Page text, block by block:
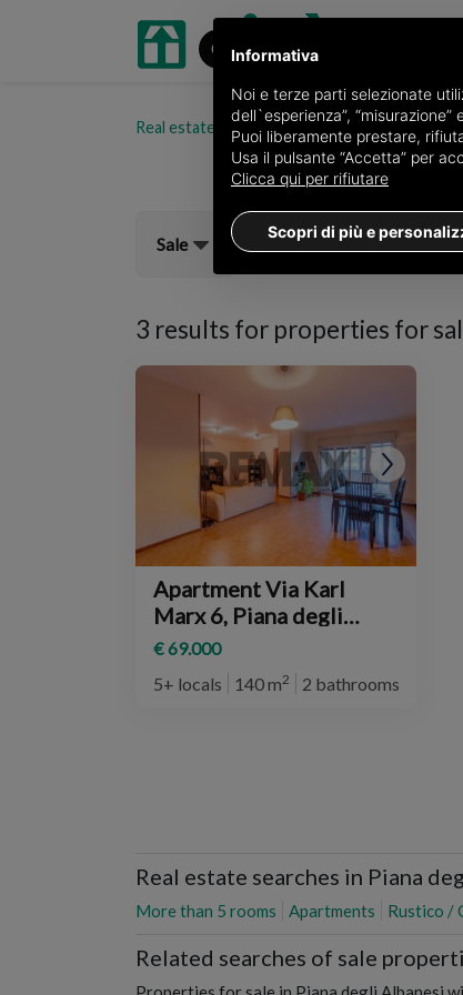
Real estate portal oikia.it Properties for
Sale
3 results for properties for
Apartment Via Karl
Marx 6, Piana degli
Albanesi
€ 69.000
5+ locals
140 m2 2 bathrooms
Real estate searches in Piana
More than 5 rooms Apartments Rustico /
Related searches of sale
Informativa
Noi e terze parti selezionate
dell`esperienza”,
Puoi liberamente prestare,
Usa il pulsante “Accetta” per
Clicca qui per rifiutare
Scopri di più e